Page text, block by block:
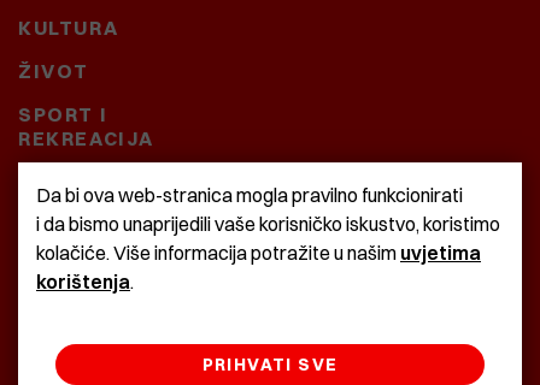
KULTURA
ŽIVOT
SPORT I
REKREACIJA
CRNA KRONIKA
BAŠTARDINI I PRAVI
KRASNA ZEMLJA
Da bi ova web-stranica mogla pravilno funkcionirati
i da bismo unaprijedili vaše korisničko iskustvo, koristimo
kolačiće. Više informacija potražite u našim uvjetima
korištenja.
PRIHVATI SVE